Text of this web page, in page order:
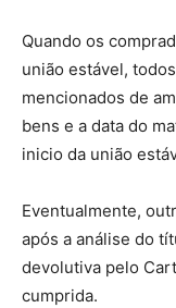
Quando os
união estável,
mencionados de
bens e a data do
inicio da união
Eventualmente,
após a análise do
devolutiva pelo
cumprida.